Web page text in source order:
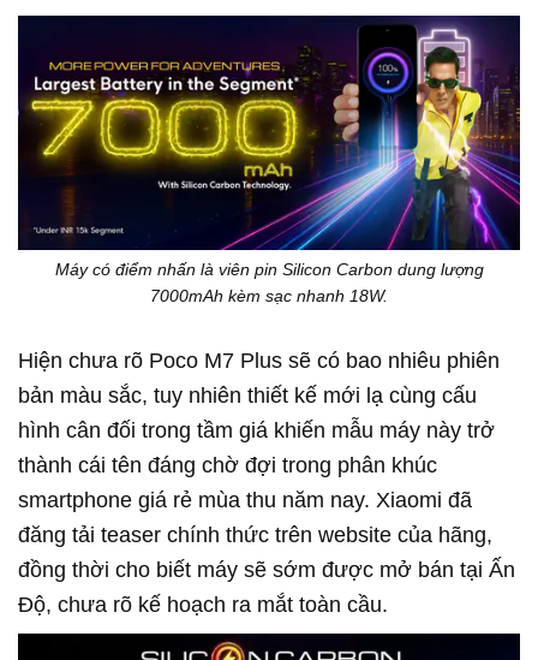
Máy có điểm nhấn là viên pin Silicon Carbon dung lượng
7000mAh kèm sạc nhanh 18W.
Hiện chưa rõ Poco M7 Plus sẽ có bao nhiêu phiên
bản màu sắc, tuy nhiên thiết kế mới lạ cùng cấu
hình cân đối trong tầm giá khiến mẫu máy này trở
thành cái tên đáng chờ đợi trong phân khúc
smartphone giá rẻ mùa thu năm nay. Xiaomi đã
đăng tải teaser chính thức trên website của hãng,
đồng thời cho biết máy sẽ sớm được mở bán tại Ấn
Độ, chưa rõ kế hoạch ra mắt toàn cầu.